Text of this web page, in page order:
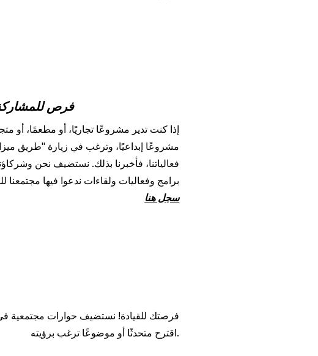
فرص
إذا كنت تدير مشروعًا تجاريًا، أو مطعمًا، أو
مشروعًا إبداعيًا، وترغب في زيارة "طريق
فعالياتنا، فأخبرنا بذلك. نستضيف نحن
برامج وفعاليات ولقاءات ندعوا فيها مجتمعنا
سجل هنا
فرصتك للقيادة! نستضيف حوارات مجتمعية
اقترح متحدثًا أو موضوعًا ترغب برؤيته.